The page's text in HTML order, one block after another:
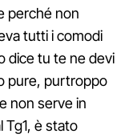
perché non
tutti i comodi
dice tu te ne devi
pure, purtroppo
non serve in
Tg1, è stato